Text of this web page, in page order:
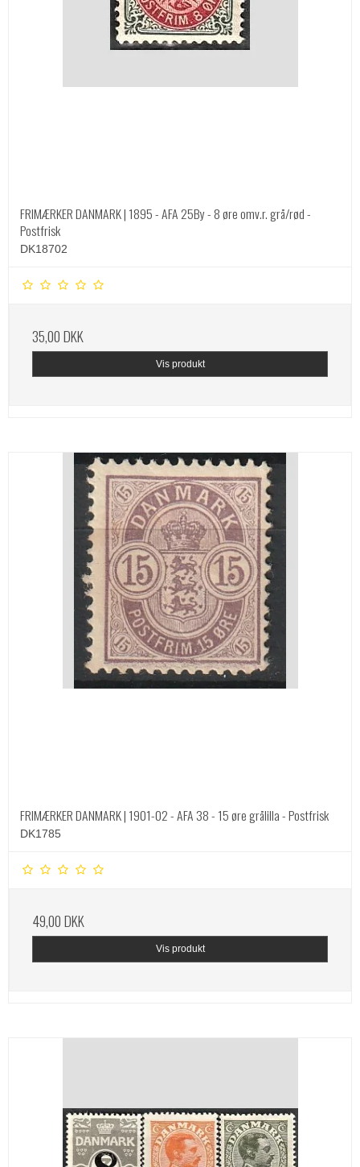
FRIMÆRKER DANMARK | 1895 - AFA 25By - 8 øre omv.r. grå/rød -
Postfrisk
DK18702
35,00 DKK
Vis produkt
FRIMÆRKER DANMARK | 1901-02 - AFA 38 - 15 øre grålilla - Postfrisk
DK1785
49,00 DKK
Vis produkt